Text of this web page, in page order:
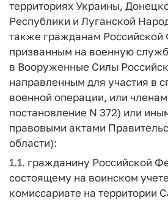
территориях Украины,
Республики и Луганской
также гражданам
призванным на военную
в Вооруженные Силы
направленным для участия в
военной операции, или
постановление N 372) или
правовыми актами
области):
1.1. гражданину Российской
состоящему на воинском
комиссариате на территории